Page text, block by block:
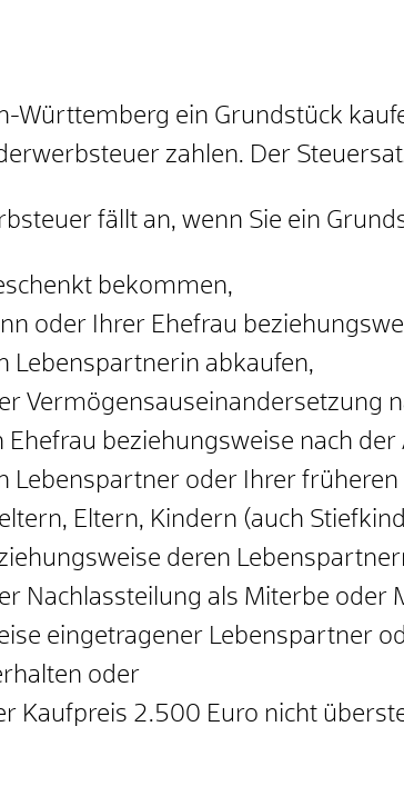
Württemberg ein Grundstück
zahlen. Der
fällt an, wenn Sie ein
bekommen,
oder Ihrer Ehefrau
Lebenspartnerin abkaufen,
Vermögensauseinandersetzung
Ehefrau beziehungsweise nach
Lebenspartner oder Ihrer
Eltern, Kindern (auch
deren
Nachlassteilung als Miterbe oder
eingetragener Lebenspartner
oder
Kaufpreis 2.500 Euro nicht